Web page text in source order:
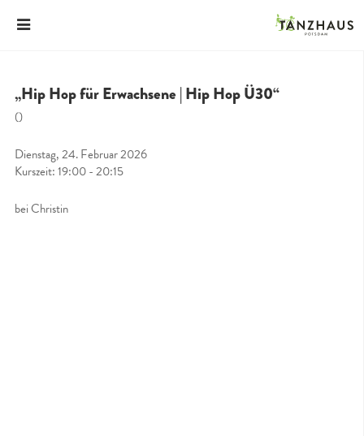
„Hip Hop für Erwachsene | Hip Hop Ü30“
()
Dienstag, 24. Februar 2026
Kurszeit: 19:00 - 20:15
bei Christin